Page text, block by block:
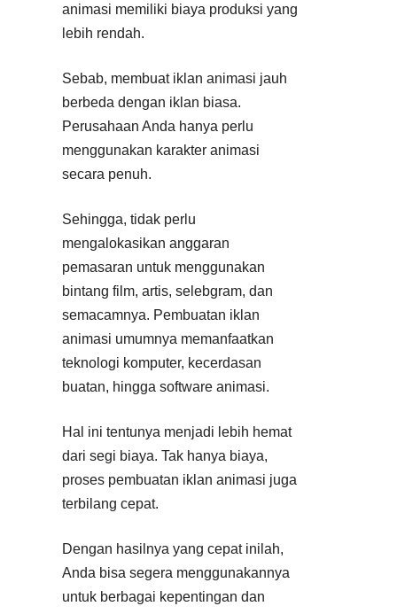
animasi memiliki biaya produksi yang
lebih rendah.
Sebab, membuat iklan animasi jauh
berbeda dengan iklan biasa.
Perusahaan Anda hanya perlu
menggunakan karakter animasi
secara penuh.
Sehingga, tidak perlu
mengalokasikan anggaran
pemasaran untuk menggunakan
bintang film, artis, selebgram, dan
semacamnya. Pembuatan iklan
animasi umumnya memanfaatkan
teknologi komputer, kecerdasan
buatan, hingga software animasi.
Hal ini tentunya menjadi lebih hemat
dari segi biaya. Tak hanya biaya,
proses pembuatan iklan animasi juga
terbilang cepat.
Dengan hasilnya yang cepat inilah,
Anda bisa segera menggunakannya
untuk berbagai kepentingan dan